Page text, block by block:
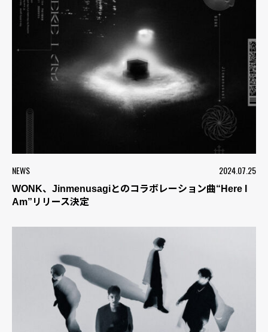
NEWS 2024.07.25
WONK、Jinmenusagiとのコラボレーション曲“Here I
Am”リリース決定